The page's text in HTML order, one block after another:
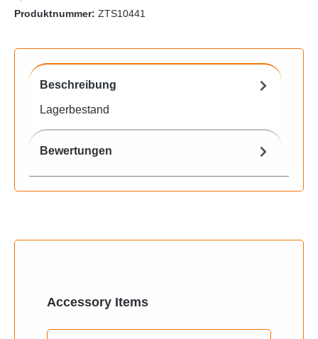
Produktnummer: ZTS10441
Beschreibung
Lagerbestand
Bewertungen
Produktgalerie überspringen
Accessory Items